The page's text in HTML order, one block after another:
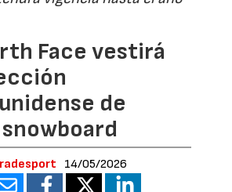
Face vestirá
de
14/05/2026